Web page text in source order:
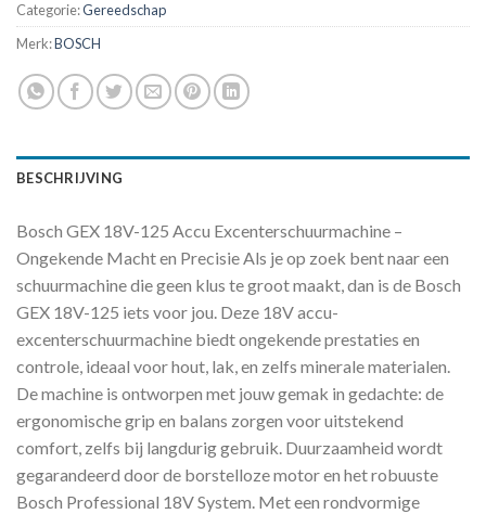
Categorie:Gereedschap
Merk:BOSCH
BESCHRIJVING
Bosch GEX 18V-125 Accu Excenterschuurmachine –
Ongekende Macht en Precisie Als je op zoek bent naar een
schuurmachine die geen klus te groot maakt, dan is de Bosch
GEX 18V-125 iets voor jou. Deze 18V accu-
excenterschuurmachine biedt ongekende prestaties en
controle, ideaal voor hout, lak, en zelfs minerale materialen.
De machine is ontworpen met jouw gemak in gedachte: de
ergonomische grip en balans zorgen voor uitstekend
comfort, zelfs bij langdurig gebruik. Duurzaamheid wordt
gegarandeerd door de borstelloze motor en het robuuste
Bosch Professional 18V System. Met een rondvormige